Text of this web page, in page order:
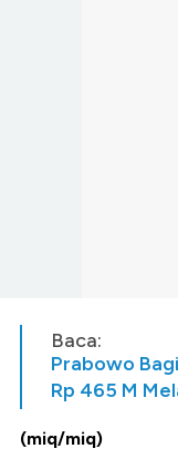
Baca:
Prabowo
Rp 465 M
(miq/miq)